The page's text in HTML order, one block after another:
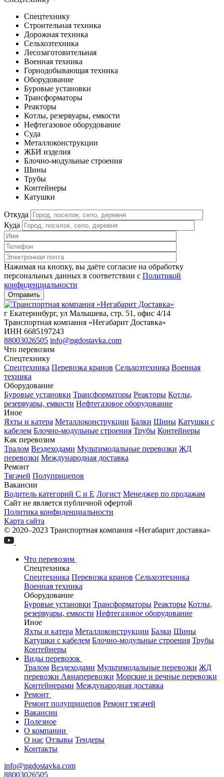
Спецтехнику
Строительная техника
Дорожная техника
Сельхозтехника
Лесозаготовительная
Военная техника
Горнодобывающая техника
Оборудование
Буровые установки
Трансформаторы
Реакторы
Котлы, резервуары, емкости
Нефтегазовое оборудование
Cуда
Металлоконструкции
ЖБИ изделия
Блочно-модульные строения
Шины
Трубы
Контейнеры
Катушки
Откуда
Куда
Нажимая на кнопку, вы даёте согласие на обработку
персональных данных в соответствии c Политикой
конфиденциальности
г Екатеринбург, ул Малышева, стр. 51, офис 4/14
Транспортная компания «Негабарит Доставка»
ИНН 6685197243
88003026505 info@ngdostavka.com
Что перевозим
Спецтехнику
Спецтехника Перевозка кранов Сельхозтехника Военная
техника
Оборудование
Буровые установки Трансформаторы Реакторы Котлы,
резервуары, емкости Нефтегазовое оборудование
Иное
Яхты и катера Металлоконструкции Балки Шины Катушки с
кабелем Блочно-модульные строения Трубы Контейнеры
Как перевозим
Тралом Вездеходами Мультимодальные перевозки ЖД
перевозки Международная доставка
Ремонт
Тягачей Полуприцепов
Вакансии
Водитель категорий С и Е Логист Менеджер по продажам
Сайт не является публичной офертой
Политика конфиденциальности
Карта сайта
© 2020–2023 Транспортная компания «Негабарит доставка»
Что перевозим
Спецтехника
Спецтехника Перевозка кранов Сельхозтехника
Военная техника
Оборудование
Буровые установки Трансформаторы Реакторы Котлы,
резервуары, емкости Нефтегазовое оборудование
Иное
Яхты и катера Металлоконструкции Балки Шины
Катушки с кабелем Блочно-модульные строения Трубы
Контейнеры
Виды перевозок
Тралом Вездеходами Мультимодальные перевозки ЖД
перевозки Авиаперевозки Морские и речные перевозки
Контейнерами Международная доставка
Ремонт
Ремонт полуприцепов Ремонт тягачей
Вакансии
Полезное
О компании
О нас Отзывы Тендеры
Контакты
info@ngdostavka.com
88003026505